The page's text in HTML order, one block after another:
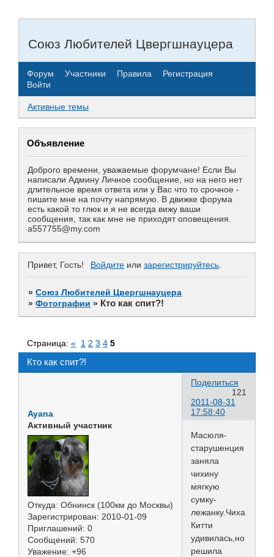
Союз Любителей Цвергшнауцера
Форум Участники Правила
Регистрация
Войти
Активные темы
Объявление
Доброго времени, уважаемые форумчане! Если Вы
написали Админу Личное сообщение, но на него нет
длительное время ответа или у Вас что то срочное -
пишите мне на почту напрямую. В движке форума
есть какой то глюк и я не всегда вижу ваши
сообщения, так как мне не приходят оповещения.
a557755@my.com
Привет, Гость! Войдите или зарегистрируйтесь.
»Союз Любителей Цвергшнауцера
»Фотографии » Кто как спит?!
Кто как спит?!
Страница: « 1 2 3 4 5
Поделиться
121
2011-08-31
17:58:40
Ayana
Активный участник
Откуда: Обнинск (100км до Москвы)
Зарегистрирован: 2010-01-09
Приглашений: 0
Сообщений: 570
Уважение: +96
Масюля-
старушенция
заняла
чихину
мягкую
сумку-
лежанку.Чиха
Китти
удивилась,но
решила